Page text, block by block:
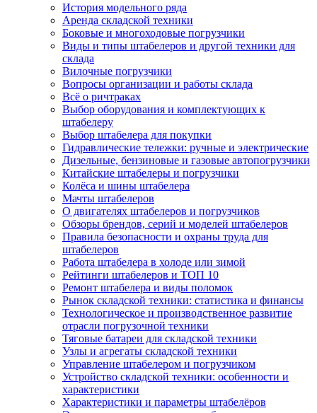
История модельного ряда
Аренда складской техники
Боковые и многоходовые погрузчики
Виды и типы штабелеров и другой техники для
склада
Вилочные погрузчики
Вопросы организации и работы склада
Всё о ричтраках
Выбор оборудования и комплектующих к
штабелеру
Выбор штабелера для покупки
Гидравлические тележки: ручные и электрические
Дизельные, бензиновые и газовые автопогрузчики
Китайские штабелеры и погрузчики
Колёса и шины штабелера
Мачты штабелеров
О двигателях штабелеров и погрузчиков
Обзоры брендов, серий и моделей штабелеров
Правила безопасности и охраны труда для
штабелеров
Работа штабелера в холоде или зимой
Рейтинги штабелеров и ТОП 10
Ремонт штабелера и виды поломок
Рынок складской техники: статистика и финансы
Технологическое и производственное развитие
отрасли погрузочной техники
Тяговые батареи для складской техники
Узлы и агрегаты складской техники
Управление штабелером и погрузчиком
Устройство складской техники: особенности и
характеристики
Характеристики и параметры штабелёров